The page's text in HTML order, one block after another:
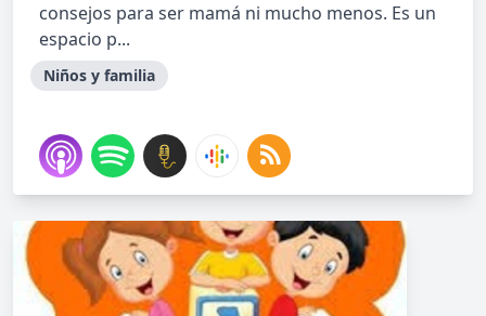
consejos para ser mamá ni mucho menos. Es un
espacio p...
Niños y familia